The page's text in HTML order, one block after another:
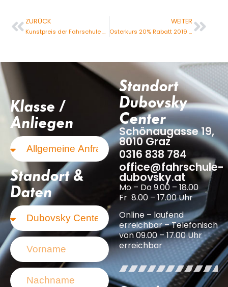
ZURÜCK
Kunstpreis der Fahrschule Dubovsky vergeben
WEITER
Osterkurs 20% Rabatt 2019 verlängert
Standort
Dubovsky
Center
Schönaugasse 19,
8010 Graz
0316 838 784
office@fahrschule-
dubovsky.at
Mo – Do 9.00 – 18.00
Fr 8.00 – 17.00 Uhr
Online – laufend
erreichbar – Telefonisch
von 09.00 – 17.00 Uhr
erreichbar
Klasse /
Anliegen
Standort &
Daten